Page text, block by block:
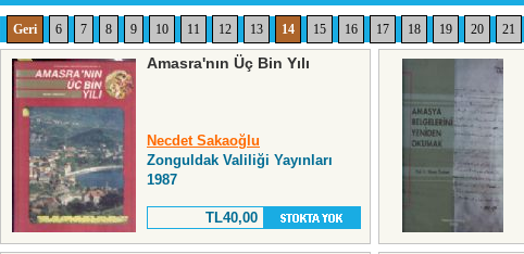
Geri 6 7 8 9 10 11 12 13 14 15 16 17 18 19 20 21
Amasra'nın Üç Bin Yılı
Necdet Sakaoğlu
Zonguldak Valiliği Yayınları
1987
TL40,00